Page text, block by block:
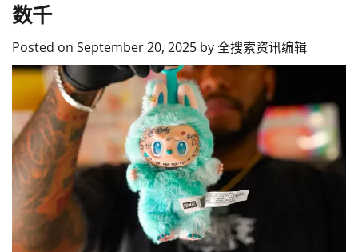
数千
Posted on September 20, 2025 by全搜索资讯编辑